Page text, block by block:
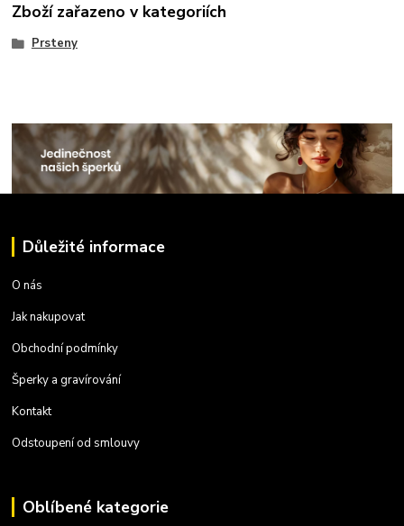
Zboží zařazeno v kategoriích
Prsteny
Důležité informace
O nás
Jak nakupovat
Obchodní podmínky
Šperky a gravírování
Kontakt
Odstoupení od smlouvy
Oblíbené kategorie